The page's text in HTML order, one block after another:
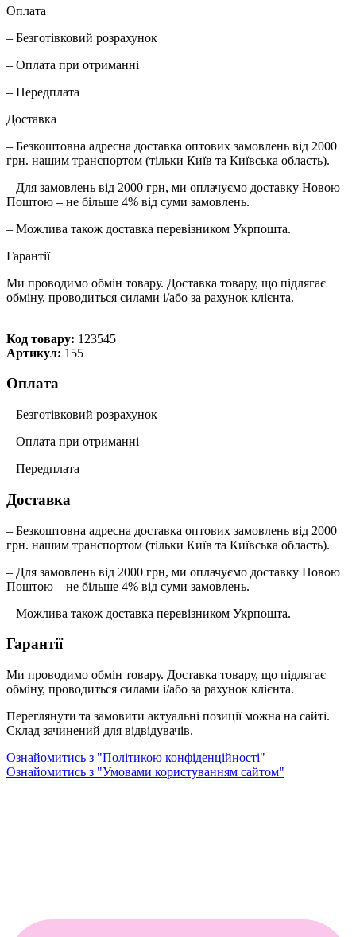
Оплата
– Безготівковий розрахунок
– Оплата при отриманні
– Передплата
Доставка
– Безкоштовна адресна доставка оптових замовлень від 2000
грн. нашим транспортом (тільки Київ та Київська область).
– Для замовлень від 2000 грн, ми оплачуємо доставку Новою
Поштою – не більше 4% від суми замовлень.
– Можлива також доставка перевізником Укрпошта.
Гарантії
Ми проводимо обмін товару. Доставка товару, що підлягає
обміну, проводиться силами і/або за рахунок клієнта.
Код товару: 123545
Артикул: 155
Оплата
– Безготівковий розрахунок
– Оплата при отриманні
– Передплата
Доставка
– Безкоштовна адресна доставка оптових замовлень від 2000
грн. нашим транспортом (тільки Київ та Київська область).
– Для замовлень від 2000 грн, ми оплачуємо доставку Новою
Поштою – не більше 4% від суми замовлень.
– Можлива також доставка перевізником Укрпошта.
Гарантії
Ми проводимо обмін товару. Доставка товару, що підлягає
обміну, проводиться силами і/або за рахунок клієнта.
Переглянути та замовити актуальні позиції можна на сайті.
Склад зачинений для відвідувачів.
Ознайомитись з "Політикою конфіденційності"
Ознайомитись з "Умовами користуванням сайтом"